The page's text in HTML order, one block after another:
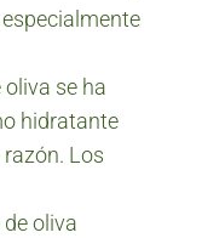
especialmente
oliva se ha
hidratante
Los
oliva